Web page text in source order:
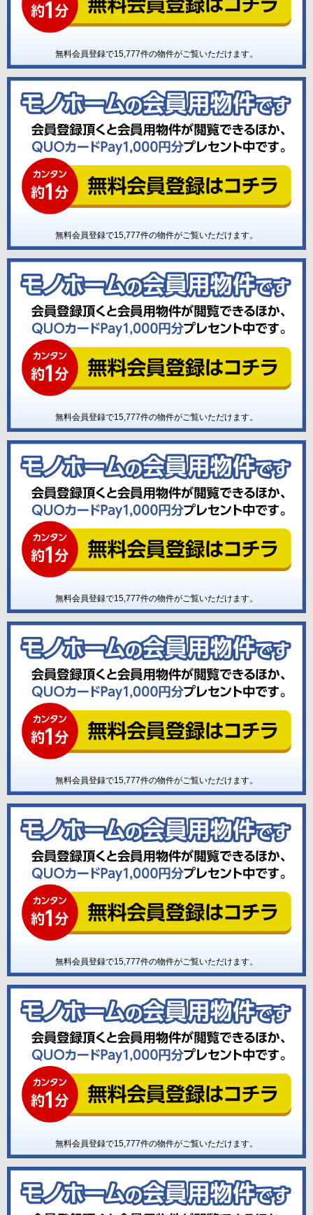
無料会員登録で15,777件の物件がご覧いただけます。
無料会員登録で15,777件の物件がご覧いただけます。
無料会員登録で15,777件の物件がご覧いただけます。
無料会員登録で15,777件の物件がご覧いただけます。
無料会員登録で15,777件の物件がご覧いただけます。
無料会員登録で15,777件の物件がご覧いただけます。
無料会員登録で15,777件の物件がご覧いただけます。